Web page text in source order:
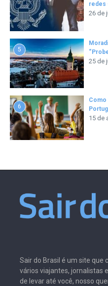
redes
26 de
5
25 de
6
Como
15 de
Sair do Brasil é um site que
vários viajantes, jornalistas
de levar até você, nosso